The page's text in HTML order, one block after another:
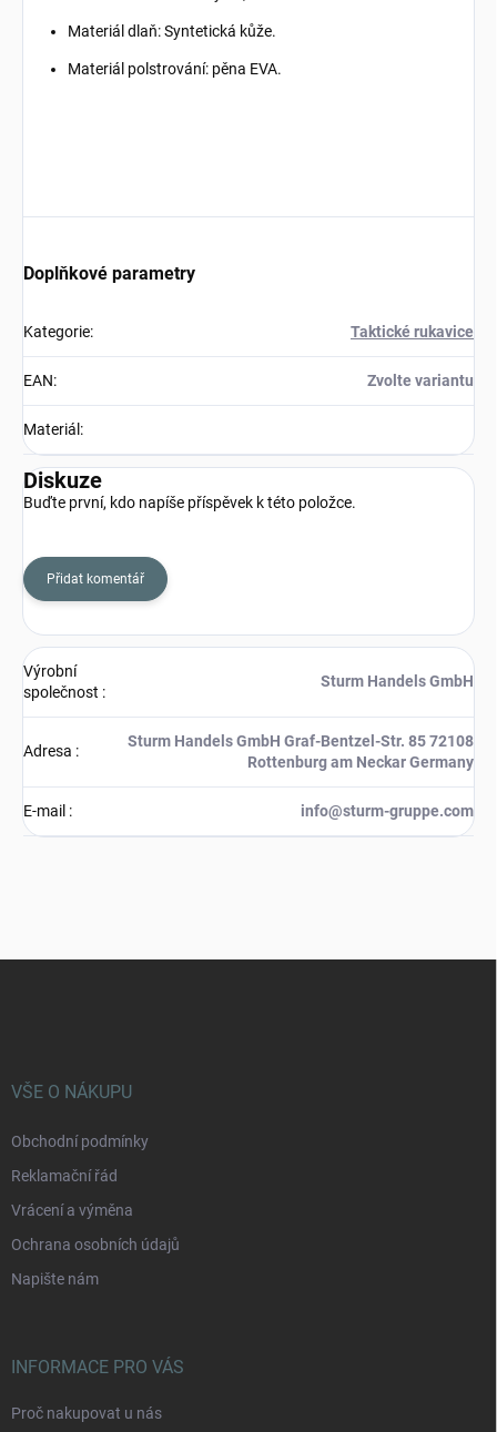
Materiál dlaň: Syntetická kůže.
Materiál polstrování: pěna EVA.
Doplňkové parametry
Kategorie: Taktické rukavice
EAN: Zvolte variantu
Materiál :
Diskuze
Buďte první, kdo napíše příspěvek k této položce.
Přidat komentář
Výrobní
společnost :
Sturm Handels GmbH
Adresa :
Sturm Handels GmbH Graf-Bentzel-Str. 85 72108
Rottenburg am Neckar Germany
E-mail : info@sturm-gruppe.com
VŠE O NÁKUPU
Obchodní podmínky
Reklamační řád
Vrácení a výměna
Ochrana osobních údajů
Napište nám
INFORMACE PRO VÁS
Proč nakupovat u nás